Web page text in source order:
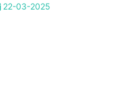
22-03-2025